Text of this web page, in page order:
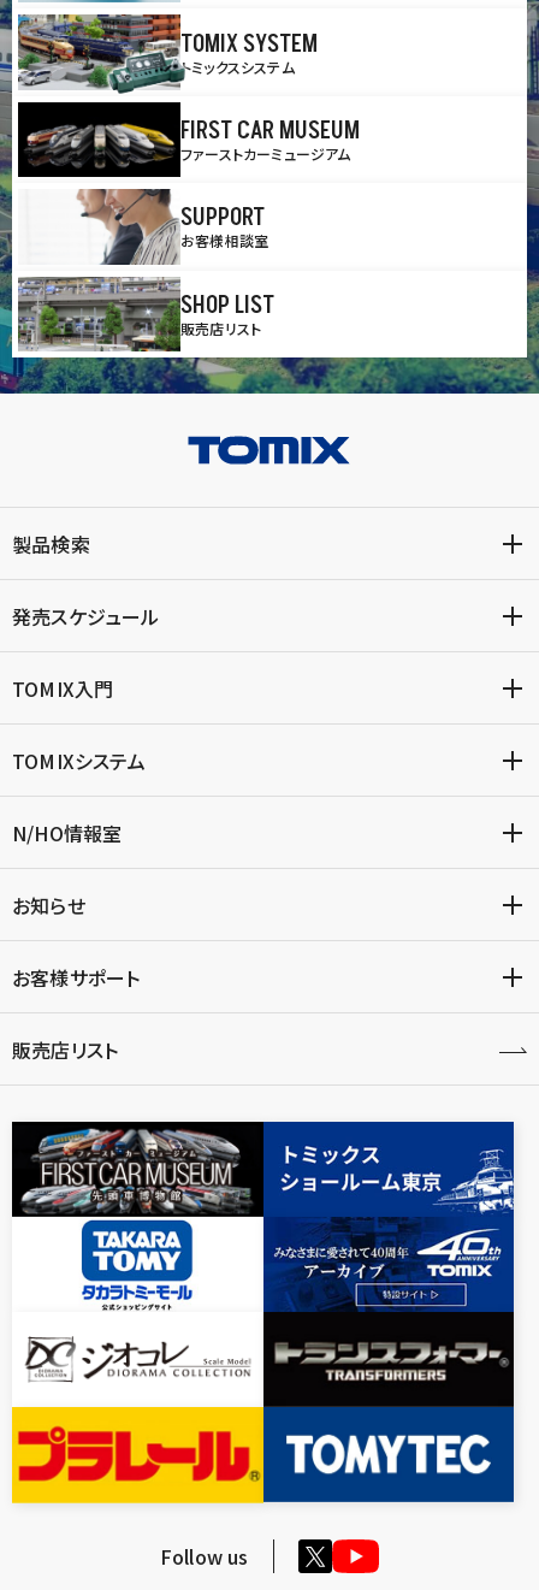
TOMIX SYSTEM
トミックスシステム
FIRST CAR MUSEUM
ファーストカーミュージアム
SUPPORT
お客様相談室
SHOP LIST
販売店リスト
製品検索
発売スケジュール
TOMIX入門
TOMIXシステム
N/HO情報室
お知らせ
お客様サポート
販売店リスト
Follow us